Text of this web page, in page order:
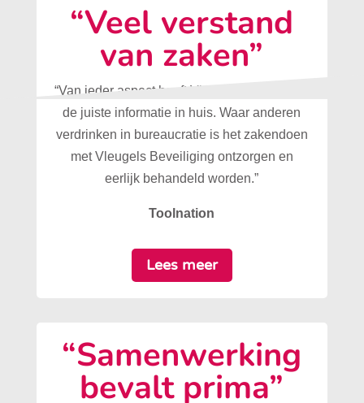
“Veel verstand
van zaken”
“Van ieder aspect heeft Vleugels Beveiliging
de juiste informatie in huis. Waar anderen
verdrinken in bureaucratie is het zakendoen
met Vleugels Beveiliging ontzorgen en
eerlijk behandeld worden.”
Toolnation
Lees meer
“Samenwerking
bevalt prima”